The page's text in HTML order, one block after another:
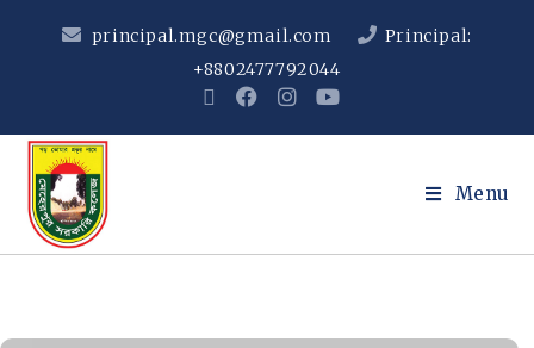
principal.mgc@gmail.com
Principal:
+8802477792044
Menu